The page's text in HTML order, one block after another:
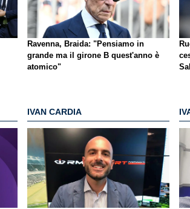
Ravenna, Braida: "Pensiamo in
grande ma il girone B quest'anno è
atomico"
IVAN CARDIA